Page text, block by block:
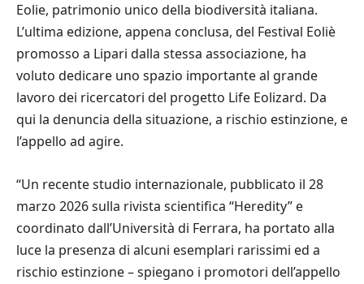
Eolie, patrimonio unico della biodiversità italiana.
L’ultima edizione, appena conclusa, del Festival Eoliè
promosso a Lipari dalla stessa associazione, ha
voluto dedicare uno spazio importante al grande
lavoro dei ricercatori del progetto Life Eolizard. Da
qui la denuncia della situazione, a rischio estinzione, e
l’appello ad agire.
“Un recente studio internazionale, pubblicato il 28
marzo 2026 sulla rivista scientifica “Heredity” e
coordinato dall’Università di Ferrara, ha portato alla
luce la presenza di alcuni esemplari rarissimi ed a
rischio estinzione – spiegano i promotori dell’appello